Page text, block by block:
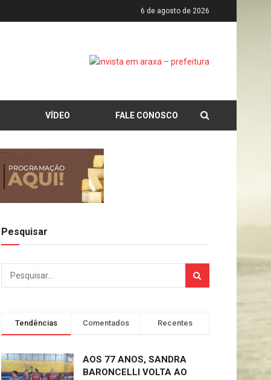
6 de agosto de 2026
VÍDEO FALE CONOSCO
Pesquisar
Tendências Comentados Recentes
AOS 77 ANOS, SANDRA
BARONCELLI VOLTA AO